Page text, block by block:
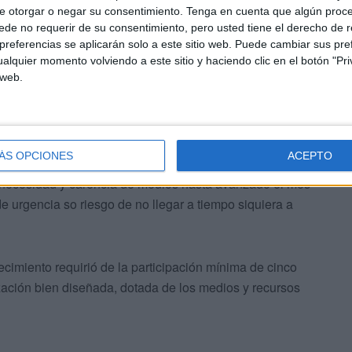
otorgar o negar su consentimiento. Tenga en cuenta que algún
no requerir de su consentimiento, pero usted tiene el derecho de
se aplicarán solo a este sitio web. Puede cambiar sus
momento volviendo a este sitio y haciendo clic en el botón
OPCIONES ACEPTO
del servicio de gestión integral de mataderos
pretende conseguir que la celebración de la
con las máximas garantías, compaginando cubrir
con la normativa vigente”, toda una declaración de
su externalización.
de las ocho consejerías que componen el gobierno
al 100%, descartando una gestión pública o
y carencia de medios hasta avanzado el mes
urgencia so riesgo de no llegar a tiempo siquiera a
requirió de la participación mínima de cinco
bien diseñada, dotada de los medios y recursos